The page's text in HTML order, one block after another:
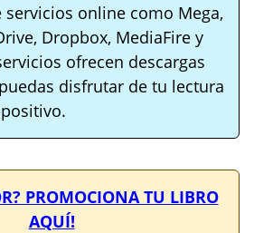
servicios online como Mega,
Dropbox, MediaFire y
ofrecen descargas
disfrutar de tu lectura
PROMOCIONA TU LIBRO
AQUÍ!